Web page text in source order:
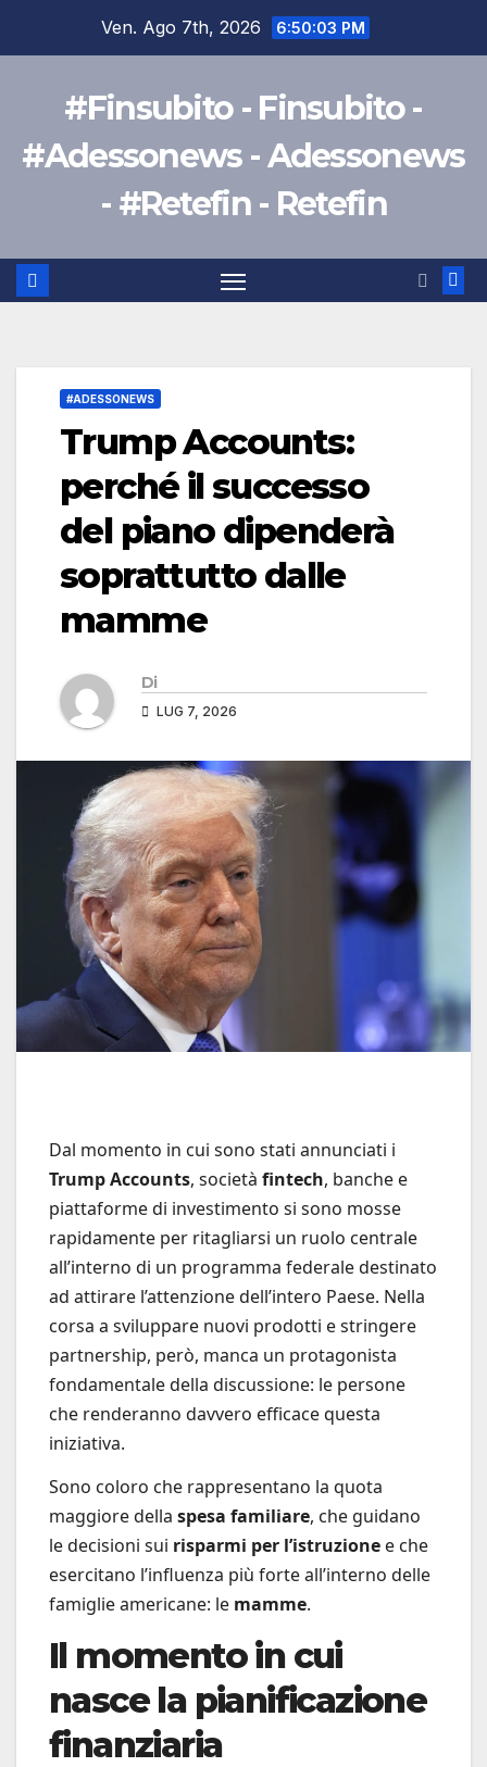
Ven. Ago 7th, 2026 6:50:04 PM
#Finsubito - Finsubito -
#Adessonews - Adessonews
- #Retefin - Retefin
#ADESSONEWS
Trump Accounts:
perché il successo
del piano dipenderà
soprattutto dalle
mamme
Di
LUG 7, 2026
Dal momento in cui sono stati annunciati i
Trump Accounts, società fintech, banche e
piattaforme di investimento si sono mosse
rapidamente per ritagliarsi un ruolo centrale
all’interno di un programma federale destinato
ad attirare l’attenzione dell’intero Paese. Nella
corsa a sviluppare nuovi prodotti e stringere
partnership, però, manca un protagonista
fondamentale della discussione: le persone
che renderanno davvero efficace questa
iniziativa.
Sono coloro che rappresentano la quota
maggiore della spesa familiare, che guidano
le decisioni sui risparmi per l’istruzione e che
esercitano l’influenza più forte all’interno delle
famiglie americane: le mamme.
Il momento in cui
nasce la pianificazione
finanziaria